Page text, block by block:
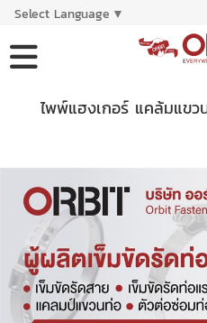
Select Language ▼
ไพพ์แฮงเกอร์ แคล้มแข